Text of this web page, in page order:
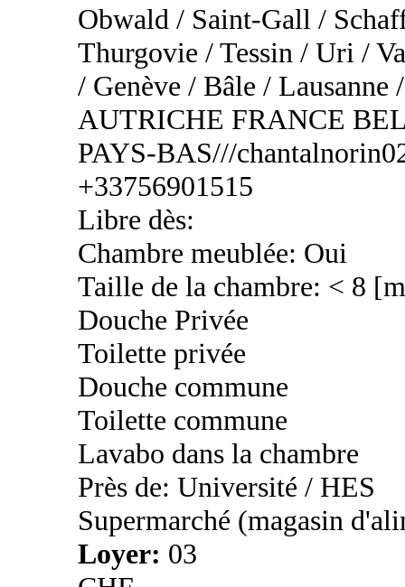
Obwald / Saint-Gall /
Thurgovie / Tessin / Uri /
/ Genève / Bâle /
AUTRICHE FRANCE
PAYS-BAS///
+33756901515
Libre dès:
Chambre meublée: Oui
Taille de la chambre: < 8
Douche Privée
Toilette privée
Douche commune
Toilette commune
Lavabo dans la chambre
Près de: Université / HES
Supermarché (magasin
Loyer: 03